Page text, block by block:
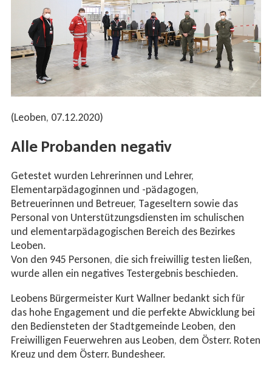
(Leoben, 07.12.2020)
Alle Probanden negativ
Getestet wurden Lehrerinnen und Lehrer,
Elementarpädagoginnen und -pädagogen,
Betreuerinnen und Betreuer, Tageseltern sowie das
Personal von Unterstützungsdiensten im schulischen
und elementarpädagogischen Bereich des Bezirkes
Leoben.
Von den 945 Personen, die sich freiwillig testen ließen,
wurde allen ein negatives Testergebnis beschieden.
Leobens Bürgermeister Kurt Wallner bedankt sich für
das hohe Engagement und die perfekte Abwicklung bei
den Bediensteten der Stadtgemeinde Leoben, den
Freiwilligen Feuerwehren aus Leoben, dem Österr. Roten
Kreuz und dem Österr. Bundesheer.